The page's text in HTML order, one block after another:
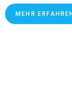
MEHR ERFAHREN